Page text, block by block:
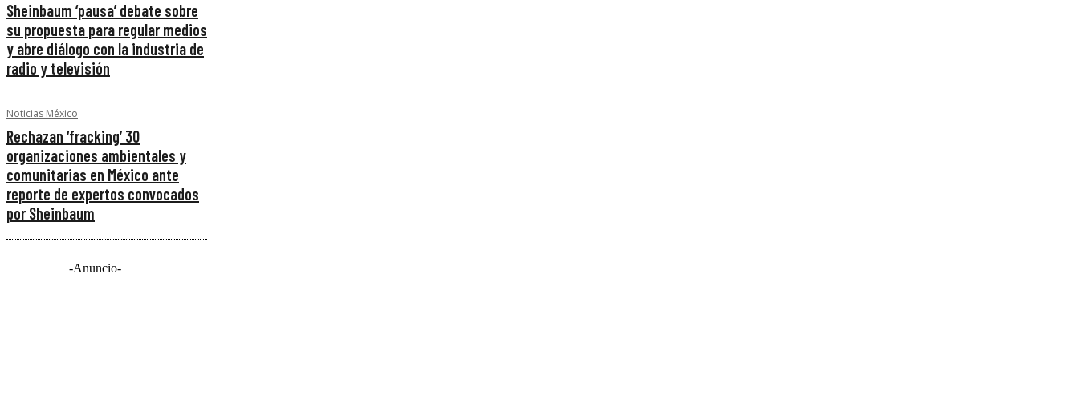
Sheinbaum ‘pausa’ debate sobre
su propuesta para regular medios
y abre diálogo con la industria de
radio y televisión
Noticias México
Rechazan ‘fracking’ 30
organizaciones ambientales y
comunitarias en México ante
reporte de expertos convocados
por Sheinbaum
-Anuncio-